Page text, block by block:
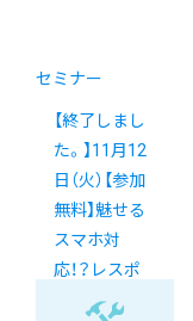
セミナー
【終了しまし
た。】11月12
日（火）【参加
無料】魅せる
スマホ対
応！？レスポ
ンシブWebデ